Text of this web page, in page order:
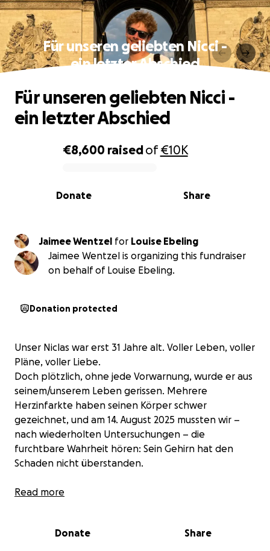
Für unseren geliebten Nicci -
ein letzter Abschied
0% complete
€8,600 raisedof€10K
Share
Donate
Für unseren geliebten Nicci -
ein letzter Abschied
Jaimee Wentzel for Louise Ebeling
Jaimee Wentzel is organizing this fundraiser
on behalf of Louise Ebeling.
Donation protected
Unser Niclas war erst 31 Jahre alt. Voller Leben, voller
Pläne, voller Liebe.
Doch plötzlich, ohne jede Vorwarnung, wurde er aus
seinem/unserem Leben gerissen. Mehrere
Herzinfarkte haben seinen Körper schwer
gezeichnet, und am 14. August 2025 mussten wir –
nach wiederholten Untersuchungen – die
furchtbare Wahrheit hören: Sein Gehirn hat den
Schaden nicht überstanden.
Unser Nicci ist hirntot.
wenn unser Herz bricht, wissen wir, dass er damit
Read more
Donate Share